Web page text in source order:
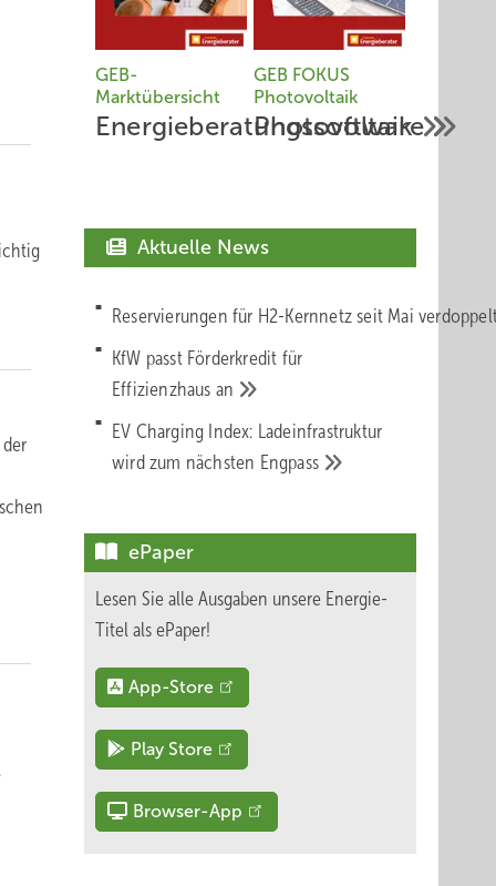
GEB-
Marktübersicht
Energieberatungssoftware
GEB FOKUS
Photovoltaik
Photovoltaik
Aktuelle News
Reservierungen für H2-Kernnetz seit Mai
KfW passt Förderkredit für
Effizienzhaus an
EV Charging Index: Ladeinfrastruktur
wird zum nächsten Engpass
ePaper
Lesen Sie alle Ausgaben unsere Energie-
Titel als ePaper!
App-Store
Play Store
Browser-App